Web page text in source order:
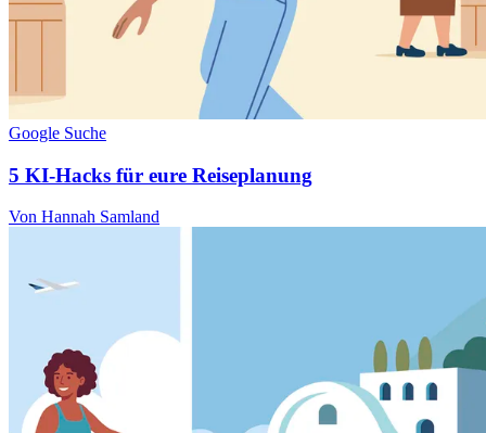
Google Suche
5 KI-Hacks für eure Reiseplanung
Von Hannah Samland